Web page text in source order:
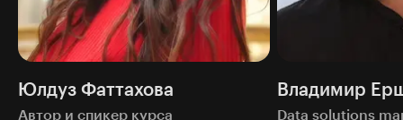
Юлдуз Фаттахова
Автор и спикер курса
Владимир
Data solutions